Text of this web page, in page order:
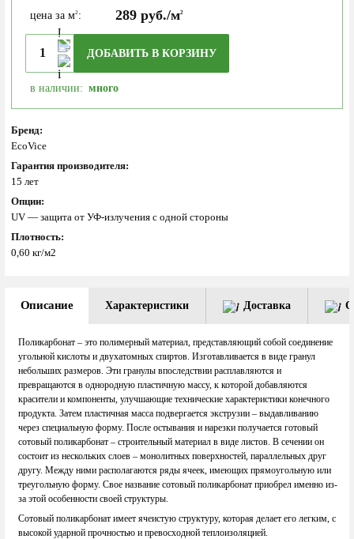
цена за м2 : 289 руб./м2
ДОБАВИТЬ В КОРЗИНУ
в наличии: много
Бренд:
EcoVice
Гарантия производителя:
15 лет
Опции:
UV — защита от УФ-излучения с одной стороны
Плотность:
0,60 кг/м2
Описание Характеристики Доставка
Поликарбонат – это полимерный материал, представляющий собой соединение
угольной кислоты и двухатомных спиртов. Изготавливается в виде гранул
небольших размеров. Эти гранулы впоследствии расплавляются и
превращаются в однородную пластичную массу, к которой добавляются
красители и компоненты, улучшающие технические характеристики конечного
продукта. Затем пластичная масса подвергается экструзии – выдавливанию
через специальную форму. После остывания и нарезки получается готовый
сотовый поликарбонат – строительный материал в виде листов. В сечении он
состоит из нескольких слоев – монолитных поверхностей, параллельных друг
другу. Между ними располагаются ряды ячеек, имеющих прямоугольную или
треугольную форму. Свое название сотовый поликарбонат приобрел именно из-
за этой особенности своей структуры.
Сотовый поликарбонат имеет ячеистую структуру, которая делает его легким, с
высокой ударной прочностью и превосходной теплоизоляцией.